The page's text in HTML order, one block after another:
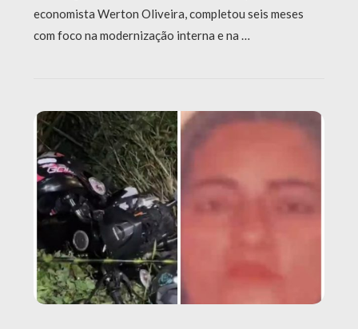
economista Werton Oliveira, completou seis meses
com foco na modernização interna e na …